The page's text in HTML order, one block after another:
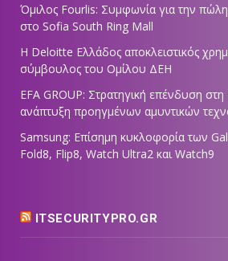
Όμιλος Fourlis: Συμφωνία για την
στο Sofia South Ring Mall
Η Deloitte Ελλάδος αποκλειστικός
σύμβουλος του Ομίλου ΔΕΗ
EFA GROUP: Στρατηγική επένδυση στη
ανάπτυξη προηγμένων αμυντικών
Samsung: Επίσημη κυκλοφορία των
Fold8, Flip8, Watch Ultra2 και Watch9
ITSECURITYPRO.GR